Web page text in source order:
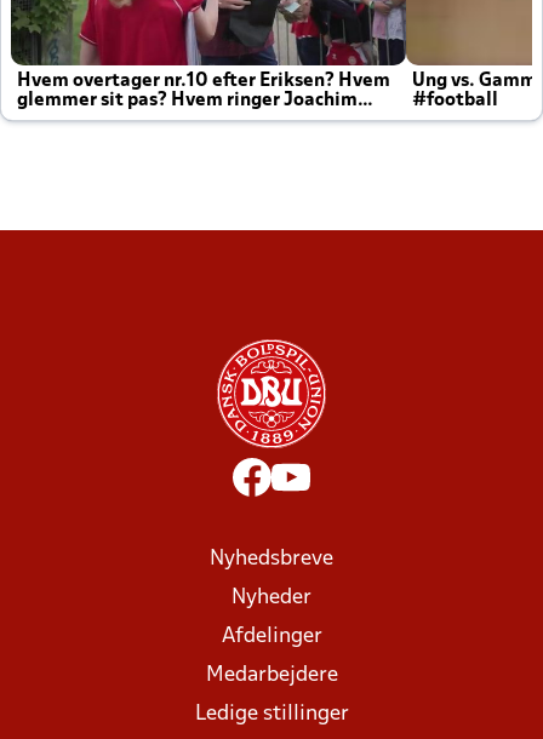
Hvem overtager nr.10 efter Eriksen? Hvem
glemmer sit pas? Hvem ringer Joachim
altid til efter kampe?
Ung vs.
#football
Nyhedsbreve
Nyheder
Afdelinger
Medarbejdere
Ledige stillinger